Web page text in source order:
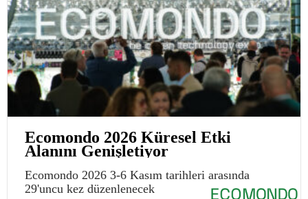
Ecomondo 2026 Küresel Etki
Alanını Genişletiyor
Ecomondo 2026 3-6 Kasım tarihleri arasında
29'uncu kez düzenlenecek